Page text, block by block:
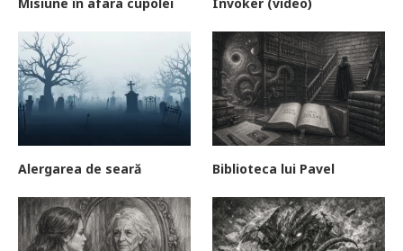
Alergarea de seară Biblioteca lui Pavel